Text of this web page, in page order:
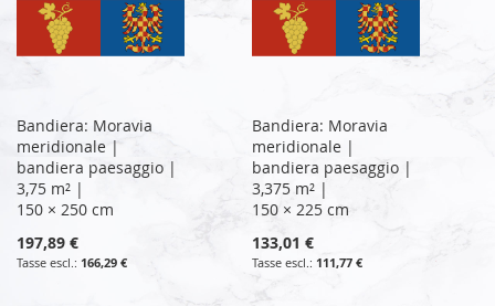
Bandiera: Moravia
meridionale |
bandiera paesaggio |
3,75 m² |
150 × 250 cm
197,89 €
166,29 €
Bandiera: Moravia
meridionale |
bandiera paesaggio |
3,375 m² |
150 × 225 cm
133,01 €
111,77 €